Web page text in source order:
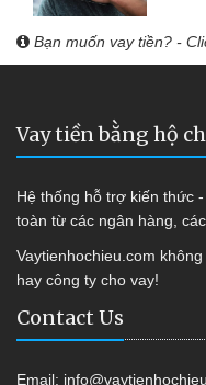
Bạn muốn vay tiền? -
Vay tiền bằng hộ
Hệ thống hỗ trợ kiến thức
toàn từ các ngân hàng,
Vaytienhochieu.com
hay công ty cho vay!
Contact Us
Email: